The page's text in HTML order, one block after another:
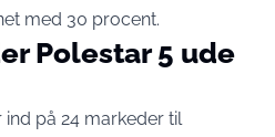
med 30 procent.
Polestar 5 ude
på 24 markeder til